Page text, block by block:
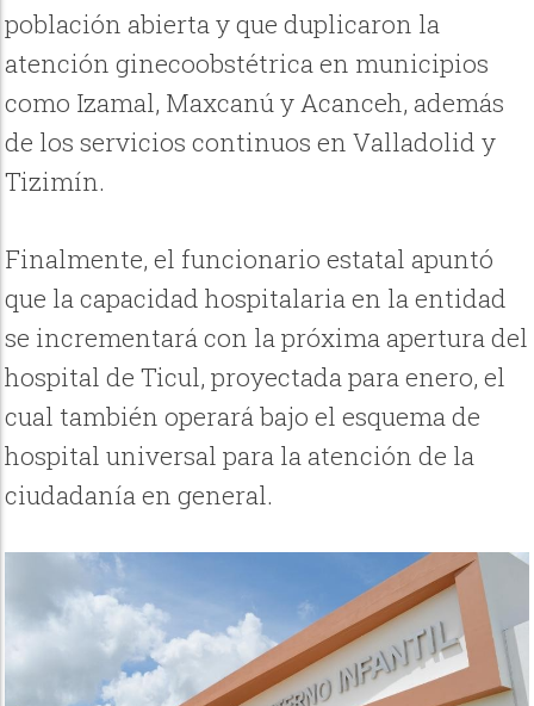
población abierta y que duplicaron la
atención ginecoobstétrica en municipios
como Izamal, Maxcanú y Acanceh, además
de los servicios continuos en Valladolid y
Tizimín.
Finalmente, el funcionario estatal apuntó
que la capacidad hospitalaria en la entidad
se incrementará con la próxima apertura del
hospital de Ticul, proyectada para enero, el
cual también operará bajo el esquema de
hospital universal para la atención de la
ciudadanía en general.